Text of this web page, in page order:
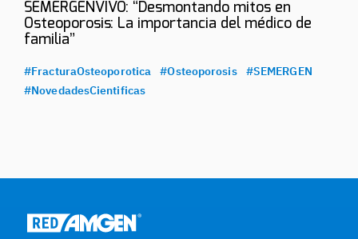
SEMERGENVIVO: “Desmontando mitos en
Osteoporosis: La importancia del médico de
familia”
#FracturaOsteoporotica #Osteoporosis
#SEMERGEN
#NovedadesCientificas